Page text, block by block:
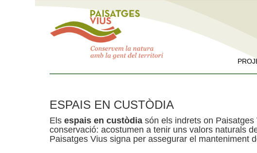
ESPAIS EN CUSTÒDIA
Els espais en custòdia són els indrets on
conservació: acostumen a tenir uns valors naturals
Paisatges Vius signa per assegurar el manteniment